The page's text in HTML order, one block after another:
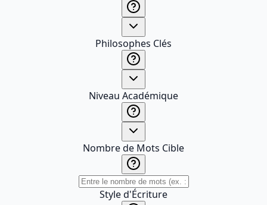
Philosophes Clés
Niveau Académique
Nombre de Mots Cible
Style d'Écriture